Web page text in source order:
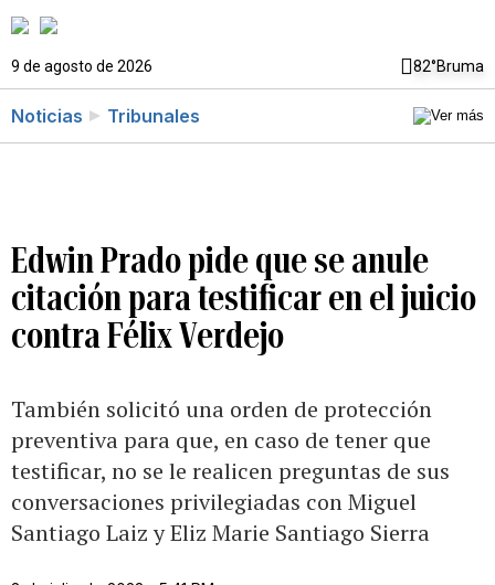
9 de agosto de 2026 82°Bruma
Noticias Tribunales
Edwin Prado pide que se anule
citación para testificar en el juicio
contra Félix Verdejo
También solicitó una orden de protección
preventiva para que, en caso de tener que
testificar, no se le realicen preguntas de sus
conversaciones privilegiadas con Miguel
Santiago Laiz y Eliz Marie Santiago Sierra